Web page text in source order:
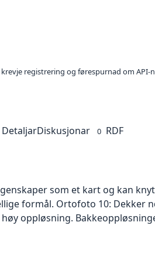
registrering og førespurnad om
DetaljarDiskusjonar 0 RDF
som et kart og kan
formål. Ortofoto 10: Dekker
oppløsning.